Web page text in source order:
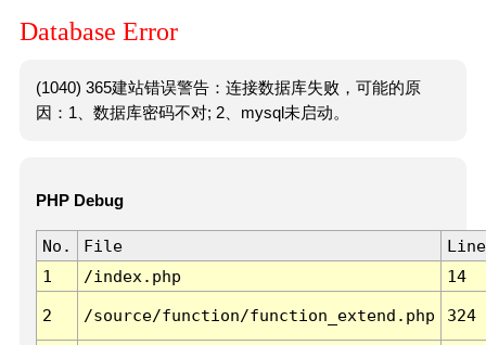
Database Error
(1040) 365建站错误警告：连接数据库失败，可能的原
因：1、数据库密码不对; 2、mysql未启动。
PHP Debug
No. File
Line
1
/index.php 14
2 /source/function/function_extend.php 324